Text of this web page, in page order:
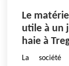
Le
utile à un
haie à
La société